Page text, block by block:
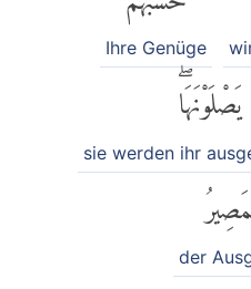
Ihre Genüge
يَصْلَوْنَهَاۖ
sie werden ihr
der